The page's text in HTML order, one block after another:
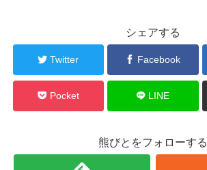
シェアする
Twitter Facebook
Pocket LINE
熊びとをフォローする